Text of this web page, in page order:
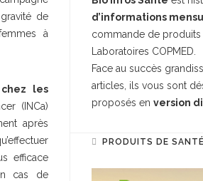
de
à
les
(INCa)
après
efficace
cas de
d’informations
commande de produits
Laboratoires COPMED.
Face au succès
articles, ils vous sont
proposés en version
PRODUITS DE